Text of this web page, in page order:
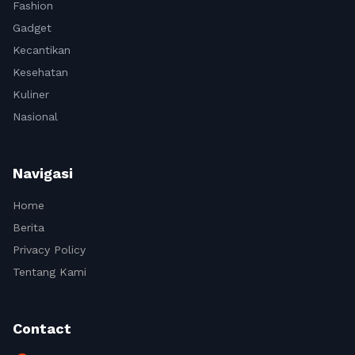
Fashion
Gadget
Kecantikan
Kesehatan
Kuliner
Nasional
Navigasi
Home
Berita
Privacy Policy
Tentang Kami
Contact